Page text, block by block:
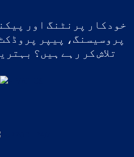
خودکار پرنٹنگ اور
پروسیسنگ، پیپر
تلاش کر رہے ہیں؟